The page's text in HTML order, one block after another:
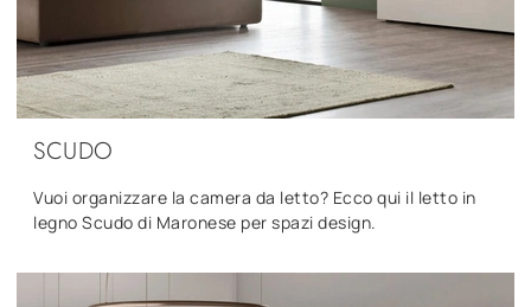
SCUDO
Vuoi organizzare la camera da letto? Ecco qui il letto in
legno Scudo di Maronese per spazi design.